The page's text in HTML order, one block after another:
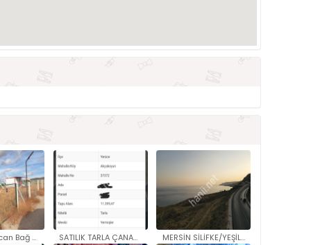
Ankara Sincan Bağ Bahçe 300 me.. SATILIK TARLA ÇANAKKALE YENİCE.. MERSİN SİLİFKE/YEŞİLOVACIK'TA ..